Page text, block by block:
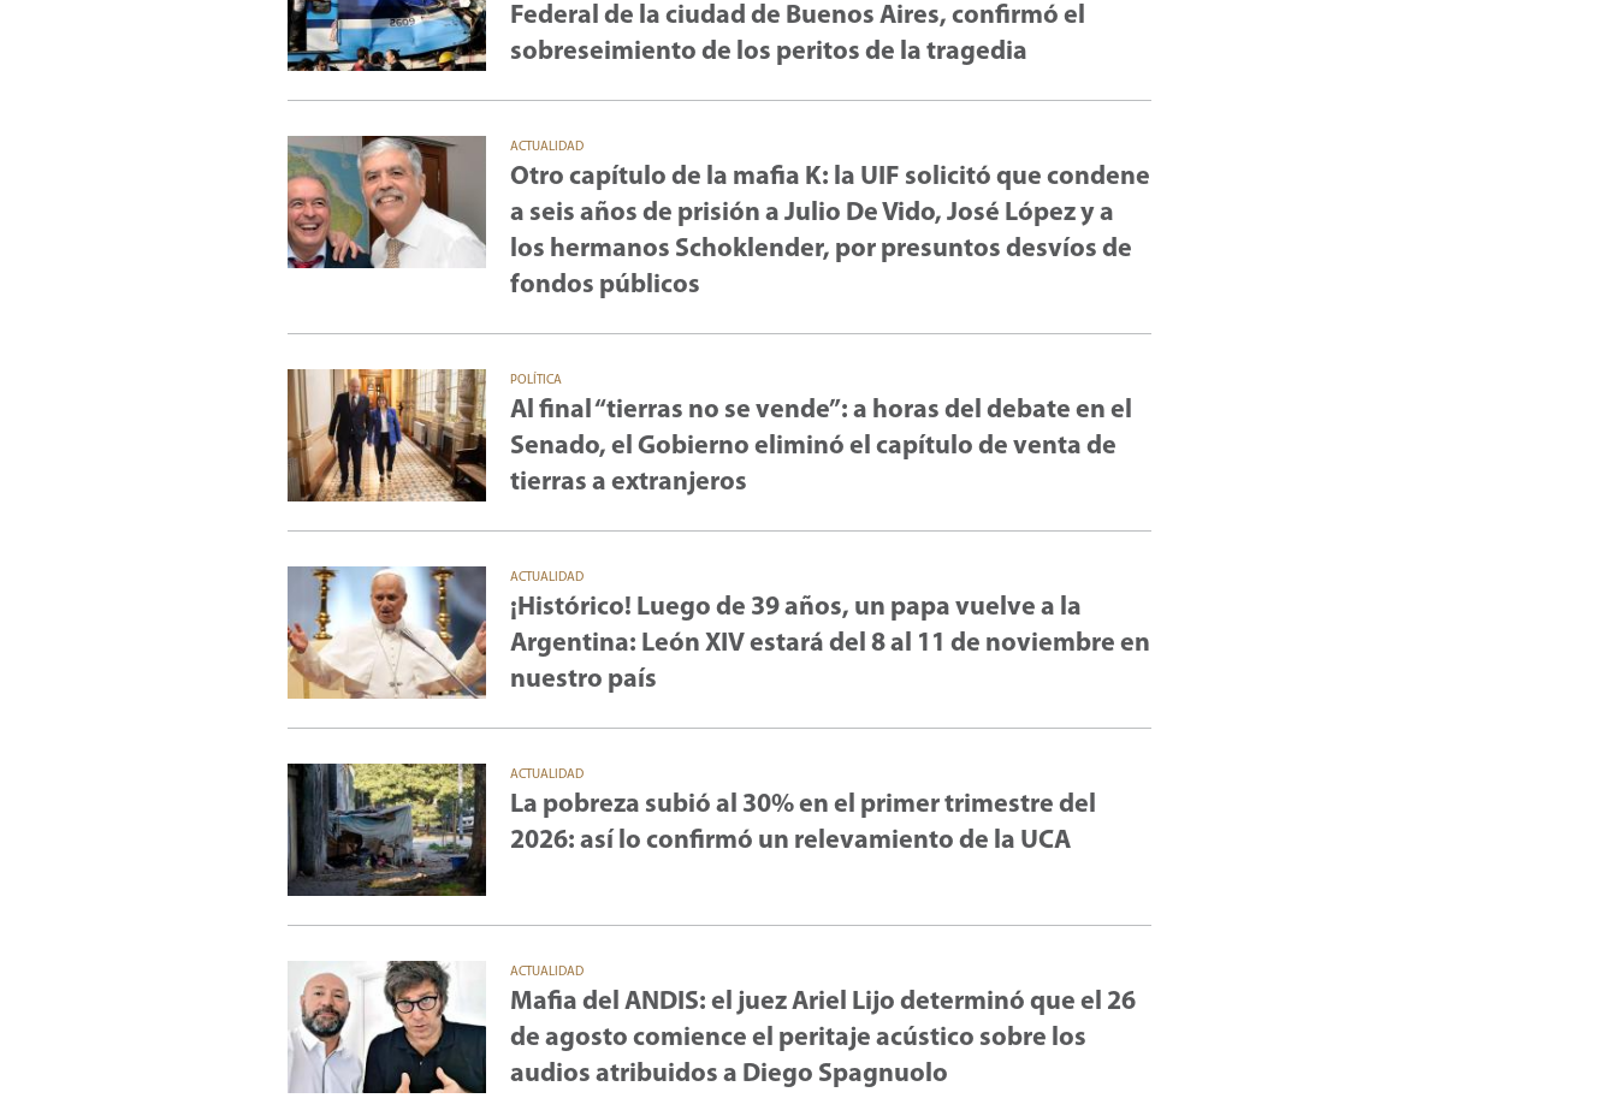
Federal de la ciudad de Buenos Aires, confirmó el
sobreseimiento de los peritos de la tragedia
ACTUALIDAD
Otro capítulo de la mafia K: la UIF solicitó que condene
a seis años de prisión a Julio De Vido, José López y a
los hermanos Schoklender, por presuntos desvíos de
fondos públicos
POLÍTICA
Al final “tierras no se vende”: a horas del debate en el
Senado, el Gobierno eliminó el capítulo de venta de
tierras a extranjeros
ACTUALIDAD
¡Histórico! Luego de 39 años, un papa vuelve a la
Argentina: León XIV estará del 8 al 11 de noviembre en
nuestro país
ACTUALIDAD
La pobreza subió al 30% en el primer trimestre del
2026: así lo confirmó un relevamiento de la UCA
ACTUALIDAD
Mafia del ANDIS: el juez Ariel Lijo determinó que el 26
de agosto comience el peritaje acústico sobre los
audios atribuidos a Diego Spagnuolo